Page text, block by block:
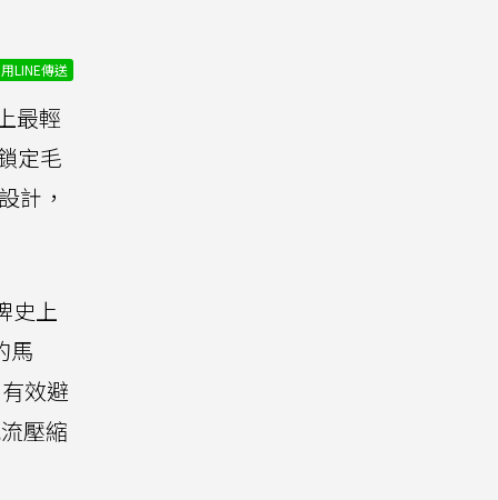
用LINE傳送
最輕
定毛
計，
史上
馬
效避
壓縮